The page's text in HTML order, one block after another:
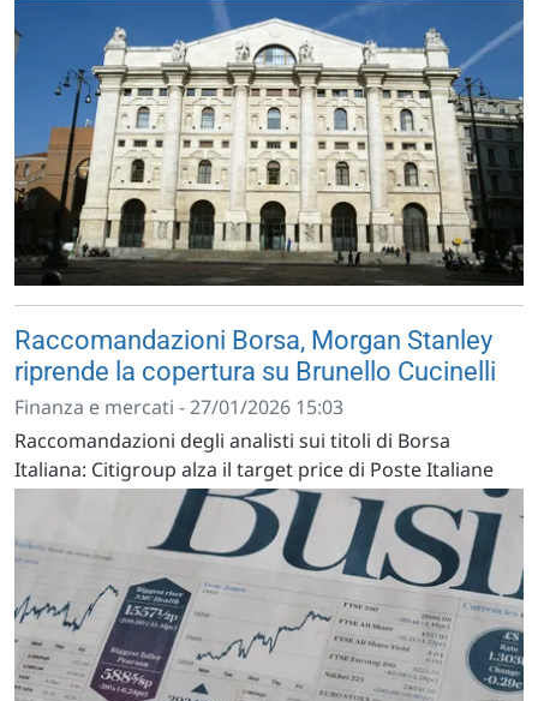
Raccomandazioni Borsa, Morgan Stanley
riprende la copertura su Brunello Cucinelli
Finanza e mercati - 27/01/2026 15:03
Raccomandazioni degli analisti sui titoli di Borsa
Italiana: Citigroup alza il target price di Poste Italiane